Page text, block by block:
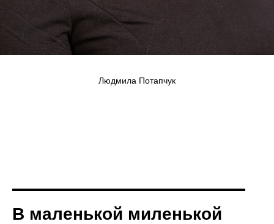
Людмила Потапчук
В маленькой миленькой